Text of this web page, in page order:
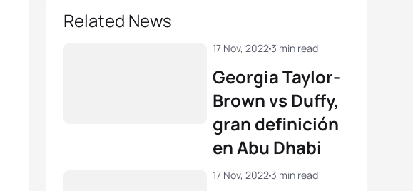
Related News
Georgia Taylor-
Brown vs Duffy,
gran definición
en Abu Dhabi
17 Nov, 20223 min read
17 Nov, 20223 min read